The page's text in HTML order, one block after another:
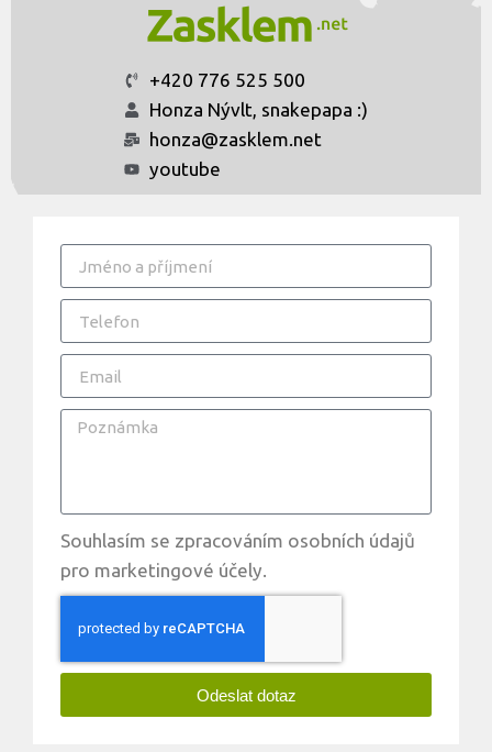
+420 776 525 500
Honza Nývlt, snakepapa :)
honza@zasklem.net
youtube
Souhlasím se zpracováním osobních údajů
pro marketingové účely.
Odeslat dotaz